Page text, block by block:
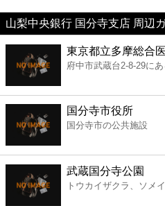
美容
コンビニ
薬局
スーパー
エンタメ
山梨中央銀行 国分寺支店 周辺
東京都立多摩総合
府中市武蔵台2-8-29に
国分寺市役所
国分寺市の公共施設
武蔵国分寺公園
トウカイザクラ、ソメ